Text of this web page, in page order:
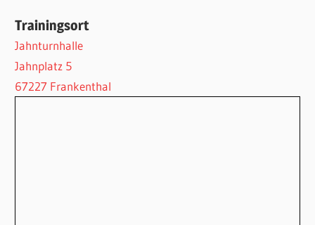
Trainingsort
Jahnturnhalle
Jahnplatz 5
67227 Frankenthal